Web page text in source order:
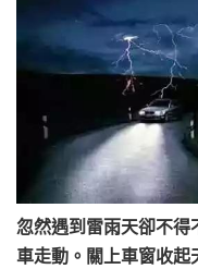
忽然遇到雷雨天卻不得
車走動。關上車窗收起